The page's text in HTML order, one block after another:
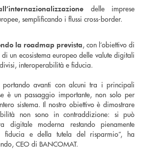
delle imprese
semplificando i flussi cross-border.
la roadmap prevista, con l’obiettivo di
un ecosistema europeo delle valute digitali
interoperabilità e fiducia.
portando avanti con alcuni tra i principali
è un passaggio importante, non solo per
sistema. Il nostro obiettivo è dimostrare
non sono in contraddizione: si può
digitale moderna restando pienamente
e della tutela del risparmio”, ha
CEO di BANCOMAT.